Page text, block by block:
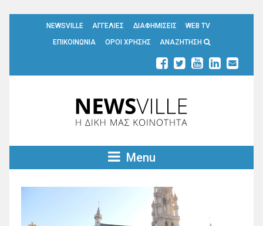
NEWSVILLE ΑΓΓΕΛΙΕΣ ΔΙΑΦΗΜΙΣΕΙΣ
WEB TV
ΕΠΙΚΟΙΝΩΝΙΑ
ΟΡΟΙ ΧΡΗΣΗΣ ΑΝΑΖΗΤΗΣΗ
Menu